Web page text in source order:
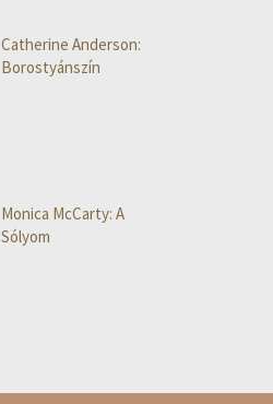
Catherine Anderson:
Borostyánszín
Monica McCarty: A
Sólyom